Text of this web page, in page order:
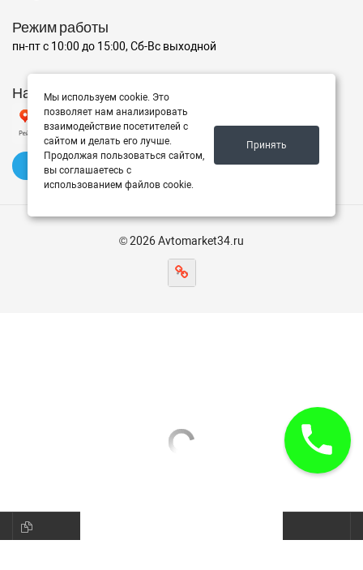
Режим работы
пн-пт с 10:00 до 15:00, Сб-Вс выходной
Наш рейтинг на Яндексе
✍️ Оставить отзыв
© 2026 Avtomarket34.ru
Мы используем cookie. Это
позволяет нам анализировать
взаимодействие посетителей с
сайтом и делать его лучше.
Продолжая пользоваться сайтом,
вы соглашаетесь с
использованием файлов cookie.
Принять